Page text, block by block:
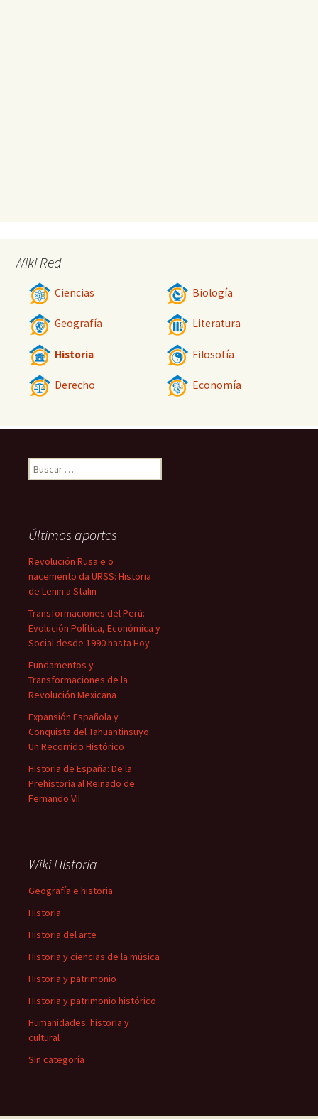
Wiki Red
Ciencias Biología
Geografía Literatura
Historia Filosofía
Derecho Economía
Buscar:
Últimos aportes
Revolución Rusa e o
nacemento da URSS: Historia
de Lenin a Stalin
Transformaciones del Perú:
Evolución Política, Económica y
Social desde 1990 hasta Hoy
Fundamentos y
Transformaciones de la
Revolución Mexicana
Expansión Española y
Conquista del Tahuantinsuyo:
Un Recorrido Histórico
Historia de España: De la
Prehistoria al Reinado de
Fernando VII
Wiki Historia
Geografía e historia
Historia
Historia del arte
Historia y ciencias de la música
Historia y patrimonio
Historia y patrimonio histórico
Humanidades: historia y
cultural
Sin categoría